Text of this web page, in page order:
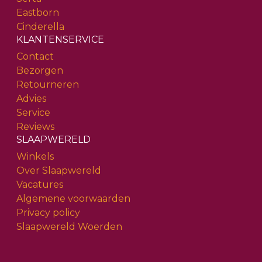
Eastborn
Cinderella
KLANTENSERVICE
Contact
Bezorgen
Retourneren
Advies
Service
Reviews
SLAAPWERELD
Winkels
Over Slaapwereld
Vacatures
Algemene voorwaarden
Privacy policy
Slaapwereld Woerden